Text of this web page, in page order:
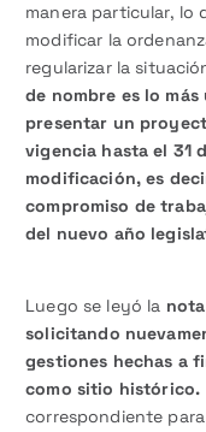
manera particular, lo
modificar la
regularizar la
de nombre es lo
presentar un
vigencia hasta el 31
modificación, es
compromiso de
del nuevo año
Luego se leyó la
solicitando
gestiones hechas a
como sitio histórico.
correspondiente